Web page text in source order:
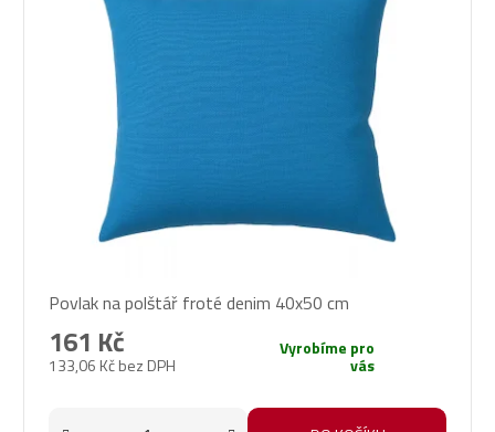
Povlak na polštář froté denim 40x50 cm
133,06 Kč bez DPH
161 Kč Vyrobíme pro
vás